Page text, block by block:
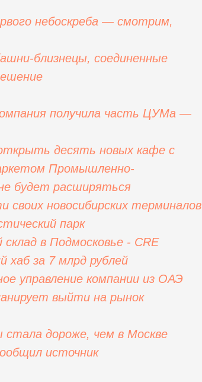
небоскреба — смотрим,
близнецы, соединенные
получила часть ЦУМа —
десять новых кафе с
Промышленно-
будет расширяться
своих новосибирских терминалов
парк
в Подмосковье - CRE
хаб за 7 млрд рублей
управление компании из ОАЭ
выйти на рынок
дороже, чем в Москве
источник